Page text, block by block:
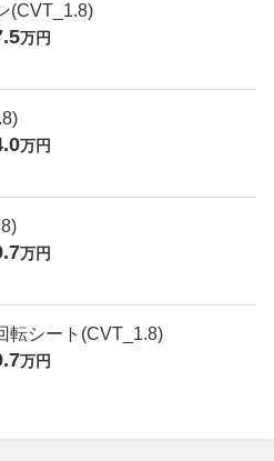
(CVT_1.8)
万円
万円
万円
転シート(CVT_1.8)
万円